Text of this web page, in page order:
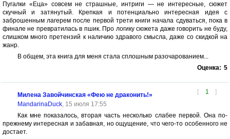
Пугалки «Еца» совсем не страшные, интриги — не интересные, сюжет
скучный и затянутый. Крепкая и потенциально интересная идея с
заброшенным лагерем после первой трети книги начала сдуваться, пока в
финале не превратилась в пшик. Про логику сюжета даже говорить не буду,
слишком много претензий к наличию здравого смысла, даже со скидкой на
жанр.
В общем, эта книга для меня стала сплошным разочарованием...
Оценка: 5
[ 1 ]
Милена Завойчинская «Фею не драконить!»
MandarinaDuck, 15 июля 17:55
Как мне показалось, вторая часть несколько слабее первой. Она по-
прежнему интересная и забавная, но ощущение, что чего-то особенного не
достает.